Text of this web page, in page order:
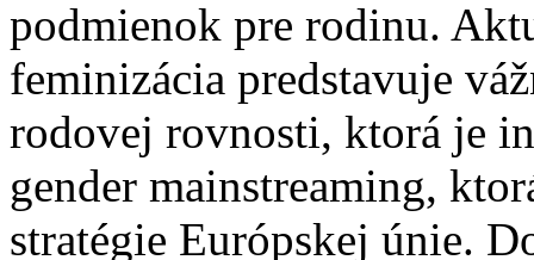
podmienok pre rodinu.
feminizácia predstavuje
rodovej rovnosti, ktorá je
gender mainstreaming,
stratégie Európskej únie.